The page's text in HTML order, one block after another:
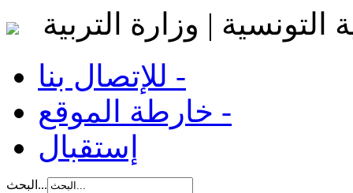
التونسية | وزارة التربية
للإتصال بنا -
خارطة الموقع -
إستقبال
البحث...